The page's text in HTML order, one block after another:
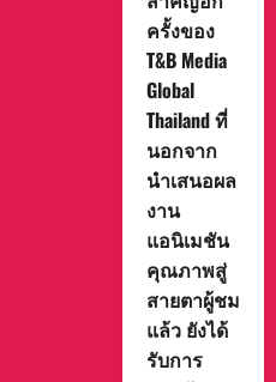
ครั้งของ
T&B Media
Global
Thailand ที่
นอกจาก
นำเสนอผล
งาน
แอนิเมชัน
คุณภาพสู่
สายตาผู้ชม
แล้ว ยังได้
รับการ